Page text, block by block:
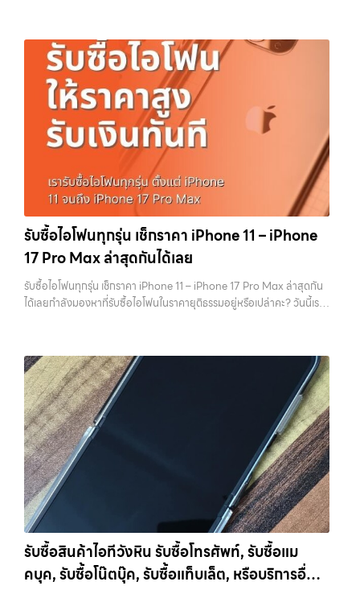
เพราะมูลค่าของเครื่องไม่ได้ขึ้นอยู่แค่ยี่ห้อ แต่ขึ้นอยู่กับสภาพจริง ความครบ
ชุด และความสะดวกในการขายของคุณ เราจึงตั้งใจให้บริการในเขต
ลาดพร้าว, รัชดา, บางรัก, แจ้งวัฒนะ, บางแค, วัชรพล, รามอินทรา, บางนา,
บางพลี, เกษตรนวมินทร์, เสนานิคม, วังหิน อย่างเต็มที่ ไม่ว่าคุณจะค้นหาคำ
ว่า “รับซื้อมือถือใกล้ฉัน”, “รับซื้อโทรศัพท์มือสองกรุงเทพ”, “ขาย iPad ได้
ราคา”, “รับซื้อแท็บเล็ต กรุงเทพถึงที่”, หรือ “รับซื้อ Samsung มือสอง
ราคาสูง” — ที่นี่คือคำตอบ เพราะบริการของเรามุ่งตรงให้คุณได้รับราคาและ
ความสะดวกสบายที่เหนือกว่า เลือกเราแล้วคุณจะได้บริการที่คุณไว้วางใจ
พร้อมทีมงานที่พร้อมอำนวยความสะดวก นัดรับถึงที่ ตรวจสภาพอย่างมือ
อาชีพ และจ่ายเงินทันที ทั้งหมดนี้เพื่อให้การขายอุปกรณ์ของคุณเป็นเรื่อง
ง่ายขึ้น ดีกว่า รวดเร็วกว่า และคุ้มค่ากว่า ทำไมต้องเลือกเรา ผู้เชี่ยวชาญด้าน
การให้บริการ รับซื้อมือถือ iPhone, Samsung, ไอแพด แท็บเล็ตทุกยี่ห้อ ใน
ราคาสูง พร้อมจ่ายเงินทันที โดยเน้นบริการในพื้นที่ ลาดพร้าว, รัชดา,
บางรัก, แจ้งวัฒนะ, บางแค, วัชรพล, รามอินทรา, รวมถึง บางนา, บางพลี,
เกษตรนวมินทร์, เสนานิคม, วังหินไม่ว่าคุณจะต้องการ รับซื้อโทรศัพท์, รับ
ซื้อแมคบุค, รับซื้อโน๊ตบุ๊ค, รับซื้อแท็บเล็ต, หรือบริการอื่นๆ เกี่ยวกับสินค้า
ไอที กรุงเทพฯ – เราพร้อมให้บริการครบวงจร บริการของเรา เราให้บริการ
เครื่องก่อนขาย บทความนี้จะพาไปดูวิธีเตรียม iPhone แบบครบทุกขั้นตอน
ตั้งแต่เรื่องพื้นฐานไปจนถึงเทคนิคที่ช่วยเพิ่มมูลค่าเครื่องแบบที่หลายคนมอง
ข้าม หากทำครบทุกข้อ โอกาสที่จะได้ราคาดีขึ้นมีสูงอย่างชัดเจน ทำไมการเต
รียมเครื่องถึงสำคัญ ก่อนจะไปดูวิธี เราต้องเข้าใจก่อนว่าทำไมร้านรับซื้อถึง
ให้ความสำคัญกับรายละเอียดเหล่านี้ สำหรับร้านหรือผู้รับซื้อ iPhone สิ่งที่
เขามองคือ “ความพร้อมในการขายต่อ” หากเครื่องที่รับมาสามารถนำไปขาย
ต่อได้ทันทีโดยไม่ต้องเสียเวลาแก้ไข ไม่ต้องลบข้อมูล ไม่ต้องซ่อมเพิ่ม ความ
เสี่ยงก็จะต่ำลง และนั่นทำให้เขากล้ารับในราคาที่สูงขึ้น ในทางกลับกัน ถ้า
เครื่องยังมีข้อมูลค้างอยู่ ติด iCloud หรือสภาพดูไม่เรียบร้อย ร้านจะต้อง
เสียเวลาและต้นทุนเพิ่ม สิ่งเหล่านี้จะถูกนำไปหักออกจากราคาที่เสนอให้กับ
คุณโดยตรง 1. สำรองข้อมูลให้เรียบร้อยก่อนล้างเครื่อง ขั้นตอนแรกที่ควร
ทำเสมอคือการสำรองข้อมูล เพราะหลังจากล้างเครื่องแล้ว ข้อมูลทั้งหมดจะ
ไม่สามารถกู้คืนได้อีก ไม่ว่าจะเป็นรูปภาพ รายชื่อ เบอร์โทร หรือแชทต่างๆ
หลายคนมักรีบล้างเครื่องเพราะอยากขายเร็ว แต่สุดท้ายต้องกลับมาเสีย
เวลาเพราะลืมสำรองข้อมูลสำคัญ สิ่งนี้เกิดขึ้นบ่อยมาก และเป็นความผิด
พลาดที่ไม่ควรเกิดขึ้นเลย คุณสามารถสำรองข้อมูลได้ผ่าน iCloud หรือผ่าน
คอมพิวเตอร์ก็ได้ หากต้องการความสะดวก iCloud จะเป็นตัวเลือกที่ง่าย
คิดว่าเรียบร้อย เพราะถ้าพลาดขึ้นมา จะไม่สามารถย้อนกลับไปแก้ไขได้อีก 2.
ออกจาก iCloud และ Apple ID ให้สมบูรณ์ ขั้นตอนนี้ถือว่าสำคัญที่สุดใน
การขาย iPhone หากยังมี Apple ID อยู่ในเครื่อง จะทำให้เกิดสิ่งที่เรียกว่า
Activation Lock ซึ่งทำให้ไม่สามารถใช้งานเครื่องต่อได้ ในมุมของร้านรับ
ซื้อ เครื่องที่ติด iCloud มีความเสี่ยงสูง เพราะไม่สามารถนำไปขายต่อได้
ทันที บางร้านอาจไม่รับซื้อเลย หรือถ้ารับก็จะกดราคาลงอย่างมาก การออก
จาก iCloud ทำได้ไม่ยาก เพียงเข้าไปที่การตั้งค่า กดชื่อบัญชีของตัวเอง
แล้วเลือกออกจากระบบ จากนั้นใส่รหัสผ่านเพื่อยืนยัน หลังจากออกแล้ว
ควรตรวจสอบอีกครั้งว่าหน้า Settings ไม่มีชื่อบัญชีของคุณเหลืออยู่ เพื่อ
ให้มั่นใจว่าเครื่องพร้อมสำหรับผู้ใช้งานใหม่จริงๆ 3. รีเซ็ตเครื่องให้เหมือน
เครื่องใหม่ เมื่อสำรองข้อมูลและออกจาก iCloud เรียบร้อยแล้ว ขั้นตอนต่อ
ไปคือการรีเซ็ตเครื่องให้เป็นค่าเริ่มต้นจากโรงงาน การรีเซ็ตจะช่วยลบข้อมูล
ทั้งหมดออกจากเครื่อง ทำให้เครื่องอยู่ในสภาพเหมือนใหม่ ซึ่งเป็นสิ่งที่ผู้ซื้อ
หรือร้านต้องการมากที่สุด เพราะสามารถนำไปใช้งานต่อได้ทันที ขั้นตอนนี้ยัง
รับซื้อไอโฟนทุกรุ่น เช็กราคา iPhone 11 – iPhone
17 Pro Max ล่าสุดกันได้เลย
รับซื้อไอโฟนทุกรุ่น เช็กราคา iPhone 11 – iPhone 17 Pro Max ล่าสุดกัน
ได้เลยกำลังมองหาที่รับซื้อไอโฟนในราคายุติธรรมอยู่หรือเปล่าคะ? วันนี้เรา
ราคาในตลาดมือสอง เรายังมีบริการที่รวดเร็ว และจ่ายเงินสดทันที ไม่มีค่า
ธรรมเนียมซ่อนเร้นค่ะ ทำไมต้องขายไอโฟนกับเรา?
รับซื้อทุกรุ่น ทุกสภาพ
- ไม่ว่าจะเป็นเครื่องใหม่ เครื่องใช้งาน หรือเครื่องที่มีตำหนิเล็กน้อย เรารับซื้อ
หมด
ราคายุติธรรม - ประเมินราคาตามสภาพเครื่องจริง ให้ราคาสูงถึง
70% ของราคาตลาดมือสอง
รวดเร็วทันใจ - ประเมินและจ่ายเงินทันที ไม่
ต้องรอนาน
ปลอดภัย 100% - มีหน้าร้านจริง บริการโปร่งใส ตรวจสอบ
ได้
รับซื้อถึงที่ - มีบริการรับซื้อถึงบ้านในกรุงเทพและปริมณฑลเช็กราคา
รับซื้อ iPhone แต่ละรุ่นมาดูกันว่าแต่ละรุ่นเรารับซื้อในราคาเท่าไหร่บ้าง
(ราคาอัพเดทล่าสุดเดือนพฤศจิกายน 2024)
iPhone 11 (ปี
2019)iPhone 11 เป็นรุ่นที่ได้รับความนิยมมากในตอนที่เปิดตัว มาพร้อม
กล้องคู่ ชิป A13 Bionic และหน้าจอ Liquid Retina ขนาด 6.1 นิ้ว แม้จะ
เป็นรุ่นที่ออกมาได้สักระยะแล้ว แต่ก็ยังใช้งานได้ดีและรองรับ iOS เวอร์ชัน
ล่าสุดราคารับซื้อ iPhone 11:iPhone 11 64GB รับซื้อได้ที่ 7,000 บาท
ราคาตลาดมือสอง: 10,000 บาทiPhone 11 128GB รับซื้อได้ที่ 8,400
รับซื้อสินค้าไอทีวังหิน รับซื้อโทรศัพท์, รับซื้อแม
คบุค, รับซื้อโน๊ตบุ๊ค, รับซื้อแท็บเล็ต, หรือบริการอื่นๆ